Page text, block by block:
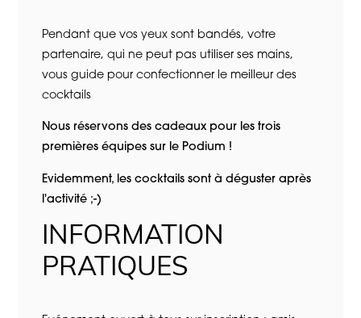
Pendant que vos yeux sont bandés, votre
partenaire, qui ne peut pas utiliser ses mains,
vous guide pour confectionner le meilleur des
cocktails
Nous réservons des cadeaux pour les trois
premières équipes sur le Podium !
Evidemment, les cocktails sont à déguster après
l'activité ;-)
INFORMATION
PRATIQUES